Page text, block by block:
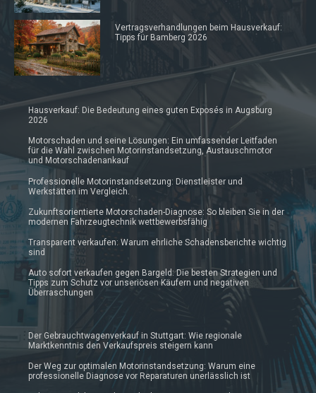
Vertragsverhandlungen beim Hausverkauf:
Tipps für Bamberg 2026
Hausverkauf: Die Bedeutung eines guten Exposés in Augsburg
2026
Motorschaden und seine Lösungen: Ein umfassender Leitfaden
für die Wahl zwischen Motorinstandsetzung, Austauschmotor
und Motorschadenankauf
Professionelle Motorinstandsetzung: Dienstleister und
Werkstätten im Vergleich.
Zukunftsorientierte Motorschaden-Diagnose: So bleiben Sie in der
modernen Fahrzeugtechnik wettbewerbsfähig
Transparent verkaufen: Warum ehrliche Schadensberichte wichtig
sind
Auto sofort verkaufen gegen Bargeld: Die besten Strategien und
Tipps zum Schutz vor unseriösen Käufern und negativen
Überraschungen
Der Gebrauchtwagenverkauf in Stuttgart: Wie regionale
Marktkenntnis den Verkaufspreis steigern kann
Der Weg zur optimalen Motorinstandsetzung: Warum eine
professionelle Diagnose vor Reparaturen unerlässlich ist